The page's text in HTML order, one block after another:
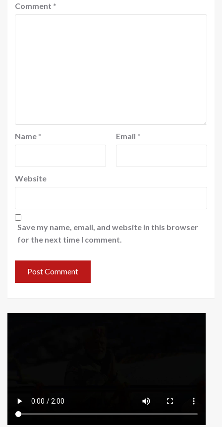
Comment *
Name * Email *
Website
Save my name, email, and website in this browser
for the next time I comment.